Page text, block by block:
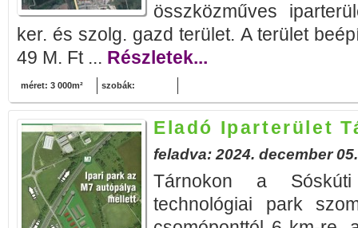
összközműves
ker. és szolg. gazd terület. A terület
49 M. Ft ... Részletek...
méret: 3 000m² szobák:
Eladó Iparterület
feladva: 2024. december 05.
Tárnokon a
technológiai park